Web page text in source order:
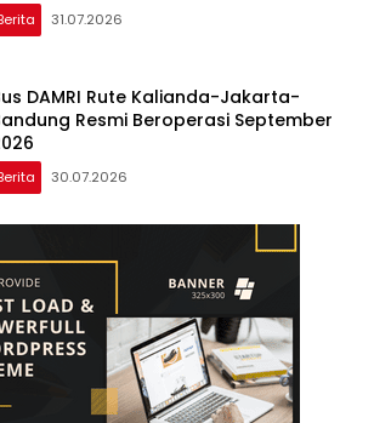
31.07.2026
DAMRI Rute Kalianda-Jakarta-
Resmi Beroperasi September
30.07.2026